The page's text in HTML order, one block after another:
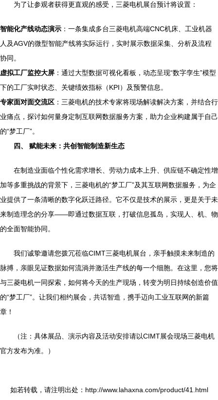
为了让参观者获得更直观的感受，三菱电机展台预计将设置：
智能化产线动态演示 ：一条集成多台三菱电机高端CNC机床、工业机器
人及AGV的微型智能产线将实际运行，实时展示数据采集、分析及流程
协同。
虚拟工厂监控大屏 ：通过大型数据可视化看板，动态呈现“数字孪生”模型
下的工厂实时状态、关键绩效指标（KPI）及预警信息。
专家面对面交流区 ：三菱电机的技术专家将现场解读解决方案，并结合行
业痛点，探讨如何量身定制互联网数据服务方案，助力企业构建属于自己
的“梦工厂”。
四、 赋能未来：共创智能制造新生态
在制造业面临个性化需求增长、劳动力成本上升、供应链不确定性增
加等多重挑战的背景下，三菱电机的“梦工厂”及其互联网数据服务，为企
业提供了一条清晰的数字化跃迁路径。它不仅是技术的展示，更是关于未
来制造理念的分享——即通过数据互联，打破信息孤岛，实现人、机、物
的全面智能协同。
我们诚挚邀请您拨冗莅临CIMT三菱电机展台，亲手触摸未来制造的
脉搏，亲眼见证数据如何流淌并激活生产线的每一个细胞。在这里，您将
与三菱电机一同探索，如何将今天的生产现场，转变为明日持续创造价值
的“梦工厂”。让我们相约展会，共话智造，携手迈向工业互联网的新篇
章！
（注：具体展品、演示内容及活动安排请以CIMT展会现场三菱电机
官方发布为准。）
如若转载，请注明出处：http://www.lahaxna.com/product/41.html